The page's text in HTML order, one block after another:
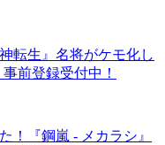
転生』名将がケモ化し
前登録受付中！
！『鋼嵐 - メカラシ』